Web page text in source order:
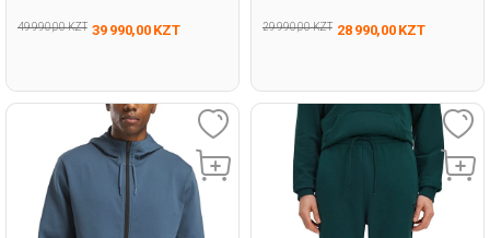
49 990,00 KZT 39 990,00 KZT 29 990,00 KZT 28 990,00 KZT